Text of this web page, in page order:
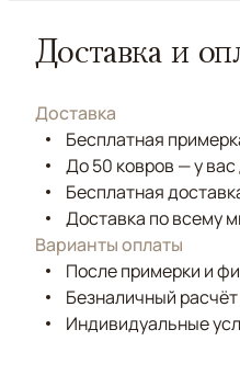
Доставка и
Доставка
Бесплатная
До 50 ковров — у
Бесплатная
Доставка по всему
Варианты оплаты
После примерки и
Безналичный
Индивидуальные